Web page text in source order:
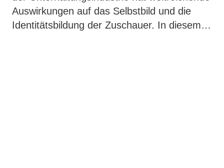
Auswirkungen auf das Selbstbild und die
Identitätsbildung der Zuschauer. In diesem…